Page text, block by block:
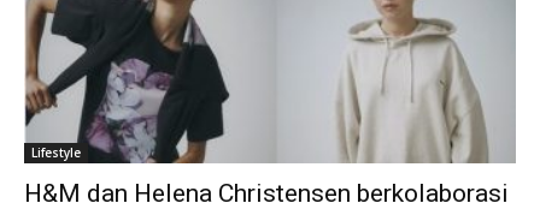
Lifestyle
H&M dan Helena Christensen berkolaborasi